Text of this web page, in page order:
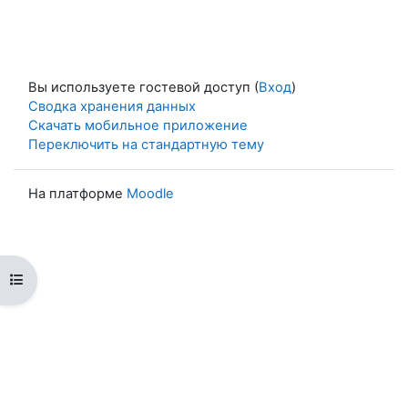
Открыть оглавление курса
Вы используете гостевой доступ (Вход)
Сводка хранения данных
Скачать мобильное приложение
Переключить на стандартную тему
На платформе Moodle